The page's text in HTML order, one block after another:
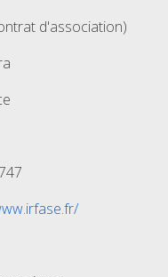
d'association)